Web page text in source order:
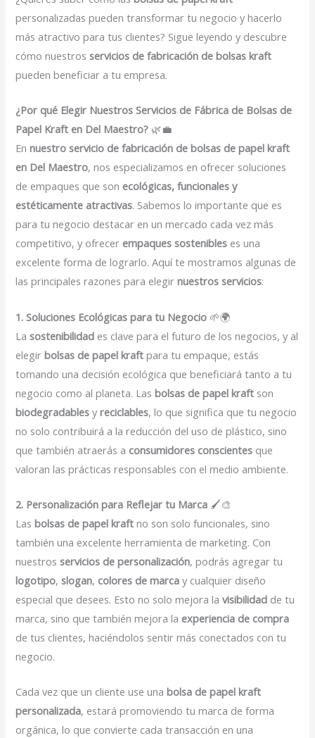
personalizadas pueden transformar tu negocio y hacerlo
más atractivo para tus clientes? Sigue leyendo y descubre
cómo nuestrosservicios de fabricación de bolsas kraft
pueden beneficiar a tu empresa.
¿Por qué Elegir Nuestros Servicios de Fábrica de Bolsas de
Papel Kraft en Del Maestro? 🌿💼
Ennuestro servicio de fabricación de bolsas de papel kraft
en Del Maestro, nos especializamos en ofrecer soluciones
de empaques que son ecológicas, funcionales y
estéticamente atractivas. Sabemos lo importante que es
para tu negocio destacar en un mercado cada vez más
competitivo, y ofrecer empaques sostenibles es una
excelente forma de lograrlo. Aquí te mostramos algunas de
las principales razones para elegirnuestros servicios:
1. Soluciones Ecológicas para tu Negocio 🌱🌍
Lasostenibilidad es clave para el futuro de los negocios, y al
elegirbolsas de papel kraft para tu empaque, estás
tomando una decisión ecológica que beneficiará tanto a tu
negocio como al planeta. Lasbolsas de papel kraft son
biodegradables yreciclables, lo que significa que tu negocio
no solo contribuirá a la reducción del uso de plástico, sino
que también atraerás a consumidores conscientes que
valoran las prácticas responsables con el medio ambiente.
2. Personalización para Reflejar tu Marca 🖌️🎨
Lasbolsas de papel kraft no son solo funcionales, sino
también una excelente herramienta de marketing. Con
nuestrosservicios de personalización, podrás agregar tu
logotipo,slogan, colores de marca y cualquier diseño
especial que desees. Esto no solo mejora lavisibilidad de tu
marca, sino que también mejora la experiencia de compra
de tus clientes, haciéndolos sentir más conectados con tu
negocio.
Cada vez que un cliente use unabolsa de papel kraft
personalizada, estará promoviendo tu marca de forma
orgánica, lo que convierte cada transacción en una